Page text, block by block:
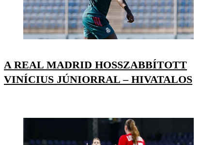
A REAL MADRID HOSSZABBÍTOTT
VINÍCIUS JÚNIORRAL – HIVATALOS